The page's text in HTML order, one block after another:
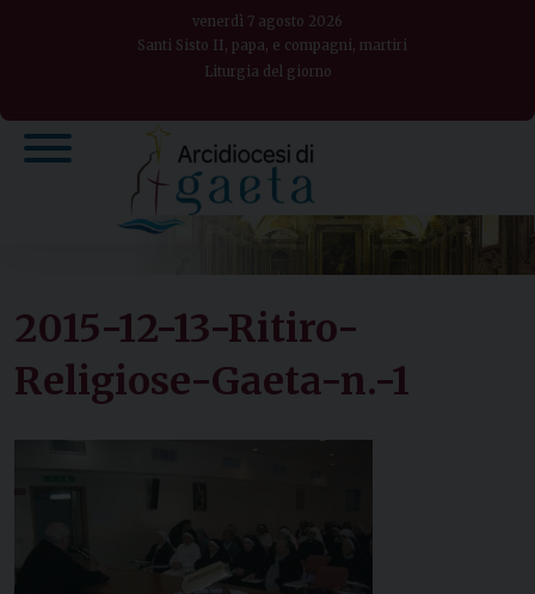
venerdì 7 agosto 2026
Santi Sisto II, papa, e compagni, martiri
Liturgia del giorno
2015-12-13-Ritiro-
Religiose-Gaeta-n.-1